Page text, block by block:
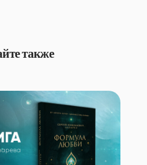
также